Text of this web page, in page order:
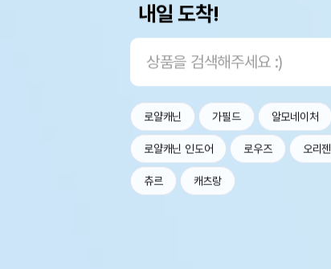
내일 도착!
로얄캐닌 가필드 알모네이처
로얄캐닌 인도어 로우즈 오리젠
츄르 캐츠랑